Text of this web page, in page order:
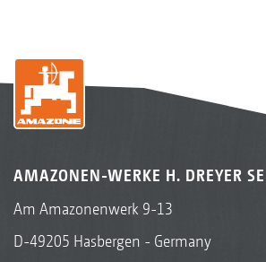
AMAZONEN-WERKE H. DREYER
Am Amazonenwerk 9-13
D-49205 Hasbergen - Germany